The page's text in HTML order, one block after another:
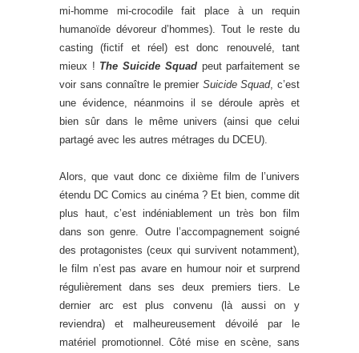
mi-homme mi-crocodile fait place à un requin
humanoïde dévoreur d’hommes). Tout le reste du
casting (fictif et réel) est donc renouvelé, tant
mieux ! The Suicide Squadpeut parfaitement se
voir sans connaître le premier Suicide Squad, c’est
une évidence, néanmoins il se déroule après et
bien sûr dans le même univers (ainsi que celui
partagé avec les autres métrages du DCEU).
Alors, que vaut donc ce dixième film de l’univers
étendu DC Comics au cinéma ? Et bien, comme dit
plus haut, c’est indéniablement un très bon film
dans son genre. Outre l’accompagnement soigné
des protagonistes (ceux qui survivent notamment),
le film n’est pas avare en humour noir et surprend
régulièrement dans ses deux premiers tiers. Le
dernier arc est plus convenu (là aussi on y
reviendra) et malheureusement dévoilé par le
matériel promotionnel. Côté mise en scène, sans